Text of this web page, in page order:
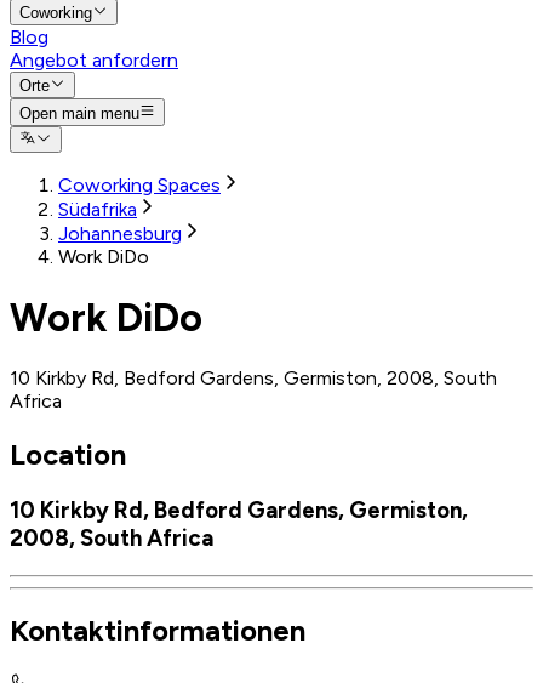
Coworking
Blog
Angebot anfordern
Orte
Open main menu
Coworking Spaces
Südafrika
Johannesburg
Work DiDo
Work DiDo
10 Kirkby Rd, Bedford Gardens, Germiston, 2008, South
Africa
Location
10 Kirkby Rd, Bedford Gardens, Germiston,
2008, South Africa
Kontaktinformationen